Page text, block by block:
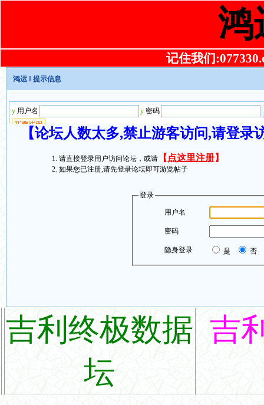
鸿
记住我们
鸿运 ‖ 提示信息
【论坛人数太多,禁止游客访问,请登
请直接登录用户访问论坛，或请 【 点这里注册】
如果您已注册,请先登录论坛即可游览帖子
登录
用户名
密码
隐身登录 是 否
吉利终极数据
坛
吉